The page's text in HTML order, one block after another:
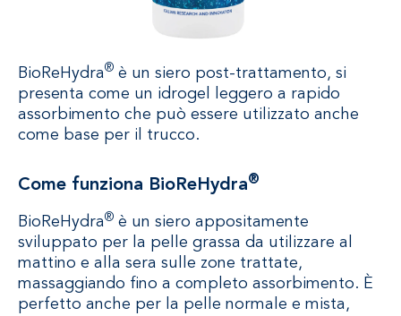
BioReHydra® è un siero post-trattamento, si
presenta come un idrogel leggero a rapido
assorbimento che può essere utilizzato anche
come base per il trucco.
Come funziona BioReHydra®
BioReHydra® è un siero appositamente
sviluppato per la pelle grassa da utilizzare al
mattino e alla sera sulle zone trattate,
massaggiando fino a completo assorbimento. È
perfetto anche per la pelle normale e mista,